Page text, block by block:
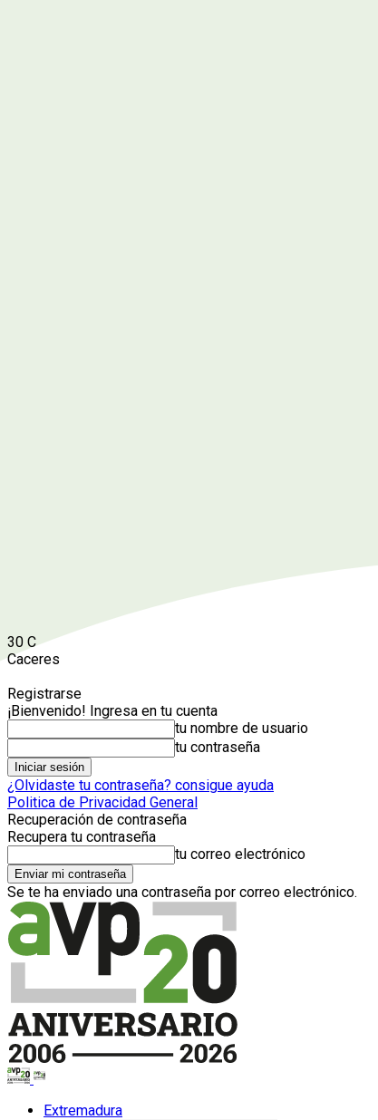
30 C
Caceres
Registrarse
¡Bienvenido! Ingresa en tu cuenta
tu nombre de usuario
tu contraseña
¿Olvidaste tu contraseña? consigue ayuda
Politica de Privacidad General
Recuperación de contraseña
Recupera tu contraseña
tu correo electrónico
Se te ha enviado una contraseña por correo electrónico.
Extremadura